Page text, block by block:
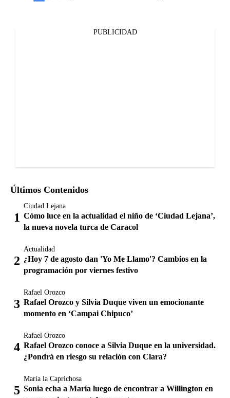
PUBLICIDAD
Últimos Contenidos
Ciudad Lejana
Cómo luce en la actualidad el niño de ‘Ciudad Lejana’,
la nueva novela turca de Caracol
Actualidad
¿Hoy 7 de agosto dan 'Yo Me Llamo'? Cambios en la
programación por viernes festivo
Rafael Orozco
Rafael Orozco y Silvia Duque viven un emocionante
momento en ‘Campai Chipuco’
Rafael Orozco
Rafael Orozco conoce a Silvia Duque en la universidad.
¿Pondrá en riesgo su relación con Clara?
María la Caprichosa
Sonia echa a María luego de encontrar a Willington en